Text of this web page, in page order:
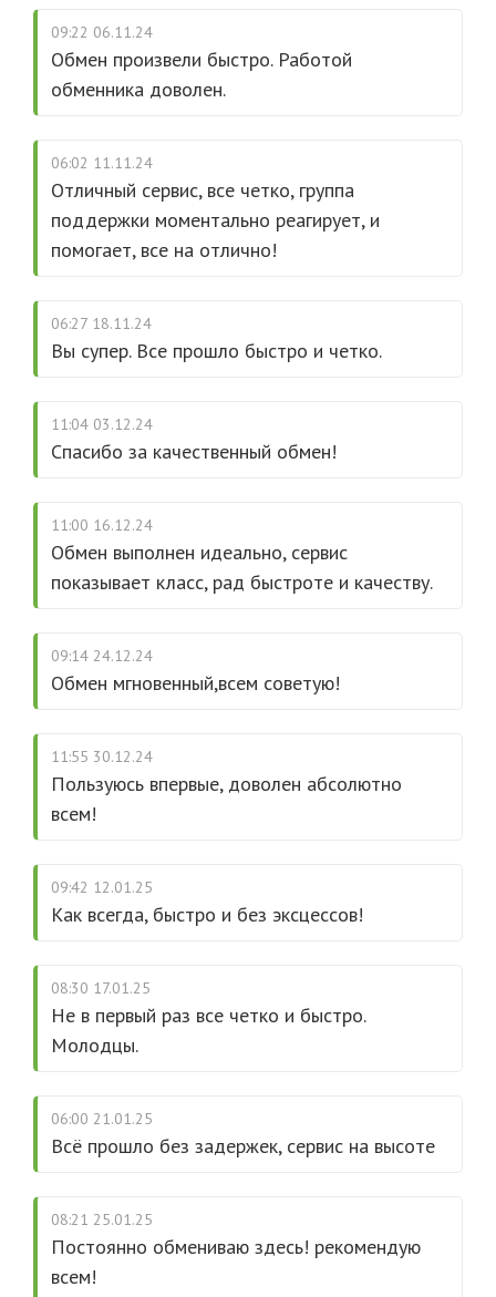
09:22 06.11.24
Обмен произвели быстро. Работой
обменника доволен.
06:02 11.11.24
Отличный сервис, все четко, группа
поддержки моментально реагирует, и
помогает, все на отлично!
06:27 18.11.24
Вы супер. Вcе прошло быстро и четко.
11:04 03.12.24
Спасибо за качественный обмен!
11:00 16.12.24
Обмен выполнен идеально, сервис
показывает класс, рад быстроте и качеству.
09:14 24.12.24
Обмен мгновенный,всем советую!
11:55 30.12.24
Пользуюсь впервые, доволен абсолютно
всем!
09:42 12.01.25
Как всегда, быстро и без эксцессов!
08:30 17.01.25
Не в первый раз все четко и быстро.
Молодцы.
06:00 21.01.25
Всё прошло без задержек, сервис на высоте
08:21 25.01.25
Постоянно обмениваю здесь! рекомендую
всем!